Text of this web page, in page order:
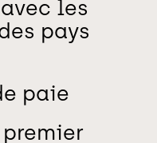
les
pays
paie